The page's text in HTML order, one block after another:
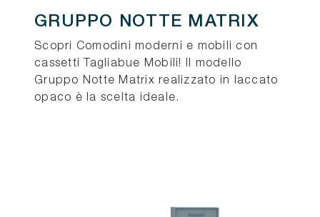
GRUPPO NOTTE MATRIX
Scopri Comodini moderni e mobili con
cassetti Tagliabue Mobili! Il modello
Gruppo Notte Matrix realizzato in laccato
opaco è la scelta ideale.